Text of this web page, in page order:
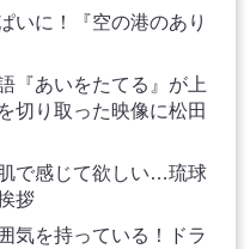
いに！『空の港のあり
『あいをたてる』が上
切り取った映像に松田
で感じて欲しい…琉球
拶
気を持っている！ドラ